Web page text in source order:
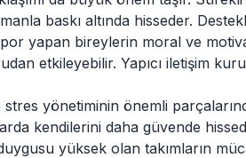
baskı altında hisseder.
yapan bireylerin moral ve
etkileyebilir. Yapıcı iletişim
stres yönetiminin önemli
kendilerini daha güvende
yüksek olan takımların